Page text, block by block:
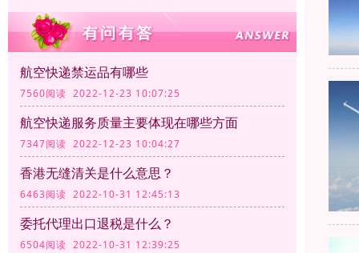
航空快递禁运品有哪些
7560阅读 2022-12-23 10:07:25
航空快递服务质量主要体现在哪些方面
7347阅读 2022-12-23 10:04:27
香港无缝清关是什么意思？
6463阅读 2022-10-31 12:45:13
委托代理出口退税是什么？
6504阅读 2022-10-31 12:39:25